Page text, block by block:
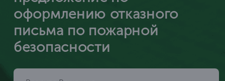
оформлению отказного
письма по пожарной
безопасности